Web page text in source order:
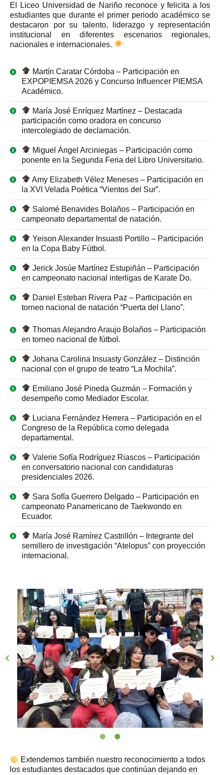
El Liceo Universidad de Nariño reconoce y felicita a los
estudiantes que durante el primer periodo académico se
destacaron por su talento, liderazgo y representación
institucional en diferentes escenarios regionales,
nacionales e internacionales.
Martín Caratar Córdoba – Participación en
EXPOPIEMSA 2026 y Concurso Influencer PIEMSA
Académico.
María José Enríquez Martínez – Destacada
participación como oradora en concurso
intercolegiado de declamación.
Miguel Ángel Arciniegas – Participación como
ponente en la Segunda Feria del Libro Universitario.
Amy Elizabeth Vélez Meneses – Participación en
la XVI Velada Poética “Vientos del Sur”.
Salomé Benavides Bolaños – Participación en
campeonato departamental de natación.
Yeison Alexander Insuasti Portillo – Participación
en la Copa Baby Fútbol.
Jerick Josúe Martínez Estupiñán – Participación
en campeonato nacional interligas de Karate Do.
Daniel Esteban Rivera Paz – Participación en
torneo nacional de natación “Puerta del Llano”.
Thomas Alejandro Araujo Bolaños – Participación
en torneo nacional de fútbol.
Johana Carolina Insuasty González – Distinción
nacional con el grupo de teatro “La Mochila”.
Emiliano José Pineda Guzmán – Formación y
desempeño como Mediador Escolar.
Luciana Fernández Herrera – Participación en el
Congreso de la República como delegada
departamental.
Valerie Sofía Rodríguez Riascos – Participación
en conversatorio nacional con candidaturas
presidenciales 2026.
Sara Sofía Guerrero Delgado – Participación en
campeonato Panamericano de Taekwondo en
Ecuador.
María José Ramírez Castrillón – Integrante del
semillero de investigación “Atelopus” con proyección
internacional.
Extendemos también nuestro reconocimiento a todos
los estudiantes destacados que continúan dejando en